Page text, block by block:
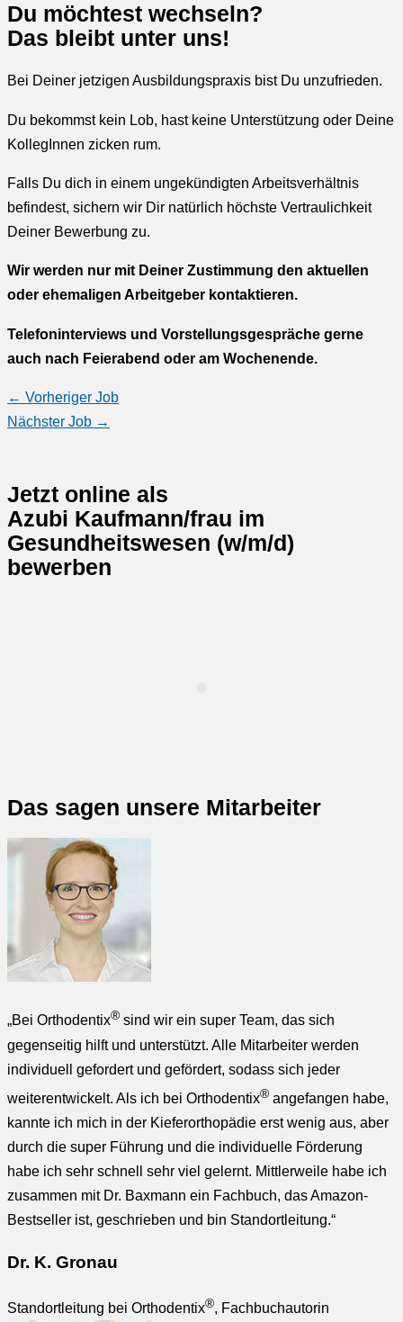
Du möchtest wechseln?
Das bleibt unter uns!
Bei Deiner jetzigen Ausbildungspraxis bist Du unzufrieden.
Du bekommst kein Lob, hast keine Unterstützung oder Deine
KollegInnen zicken rum.
Falls Du dich in einem ungekündigten Arbeitsverhältnis
befindest, sichern wir Dir natürlich höchste Vertraulichkeit
Deiner Bewerbung zu.
Wir werden nur mit Deiner Zustimmung den aktuellen
oder ehemaligen Arbeitgeber kontaktieren.
Telefoninterviews und Vorstellungsgespräche gerne
auch nach Feierabend oder am Wochenende.
← Vorheriger Job
Nächster Job →
Jetzt online als
Azubi Kaufmann/frau im
Gesundheitswesen (w/m/d)
bewerben
Das sagen unsere Mitarbeiter
„Bei Orthodentix® sind wir ein super Team, das sich
gegenseitig hilft und unterstützt. Alle Mitarbeiter werden
individuell gefordert und gefördert, sodass sich jeder
weiterentwickelt. Als ich bei Orthodentix® angefangen habe,
kannte ich mich in der Kieferorthopädie erst wenig aus, aber
durch die super Führung und die individuelle Förderung
habe ich sehr schnell sehr viel gelernt. Mittlerweile habe ich
zusammen mit Dr. Baxmann ein Fachbuch, das Amazon-
Bestseller ist, geschrieben und bin Standortleitung.“
Dr. K. Gronau
Standortleitung bei Orthodentix®, Fachbuchautorin